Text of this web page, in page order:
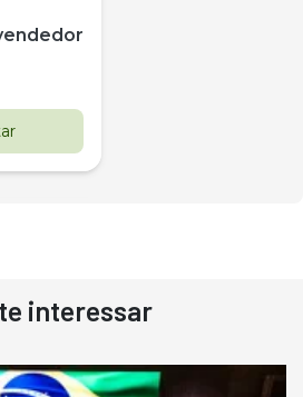
Cat 966
interessar